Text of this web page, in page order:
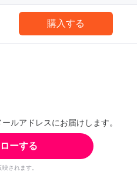
購入する
ルアドレスにお届けします。
ーする
されます。